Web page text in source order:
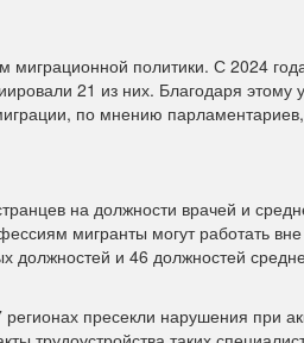
миграционной политики. С 2024
21 из них. Благодаря этому
по мнению
на должности врачей и
мигранты могут работать
должностей и 46 должностей
пресекли нарушения при